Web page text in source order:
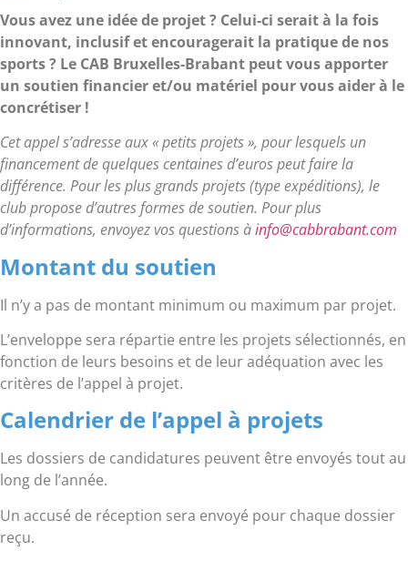
Vous avez une idée de projet ? Celui-ci serait à la fois
innovant, inclusif et encouragerait la pratique de nos
sports ? Le CAB Bruxelles-Brabant peut vous apporter
un soutien financier et/ou matériel pour vous aider à le
concrétiser !
Cet appel s’adresse aux « petits projets », pour lesquels un
financement de quelques centaines d’euros peut faire la
différence. Pour les plus grands projets (type expéditions), le
club propose d’autres formes de soutien. Pour plus
d’informations, envoyez vos questions àinfo@cabbrabant.com
Montant du soutien
Il n’y a pas de montant minimum ou maximum par projet.
L’enveloppe sera répartie entre les projets sélectionnés, en
fonction de leurs besoins et de leur adéquation avec les
critères de l’appel à projet.
Calendrier de l’appel à projets
Les dossiers de candidatures peuvent être envoyés tout au
long de l’année.
Un accusé de réception sera envoyé pour chaque dossier
reçu.